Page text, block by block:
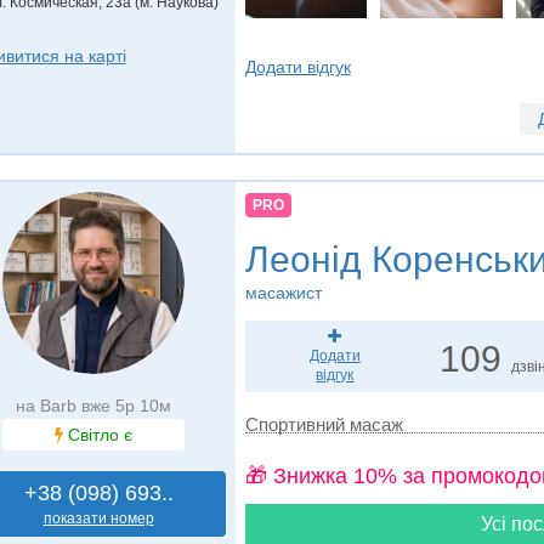
на карті
Додати відгук
на Barb вже 5р 10м
Світло є
+38 (098) 693..
показати номер
PRO
Леонід
масажист
Додати
відгук
109
Спортивний масаж
🎁 Знижка 10% за
Усі